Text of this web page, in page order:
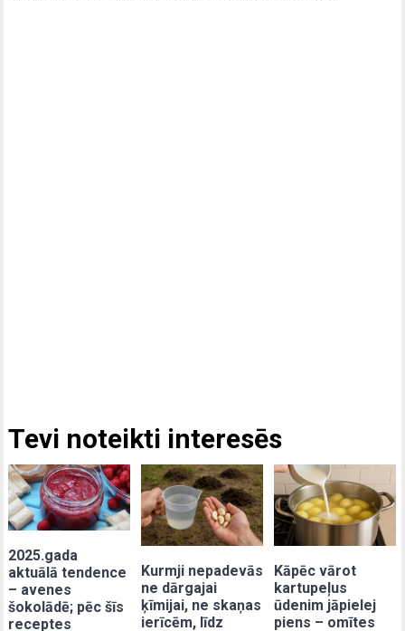
Tevi noteikti interesēs
2025.gada
aktuālā tendence
– avenes
šokolādē; pēc šīs
receptes
Kurmji nepadevās
ne dārgajai
ķīmijai, ne skaņas
ierīcēm, līdz
Kāpēc vārot
kartupeļus
ūdenim jāpielej
piens – omītes